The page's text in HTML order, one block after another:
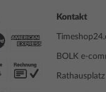
Kontakt
BOLK e-